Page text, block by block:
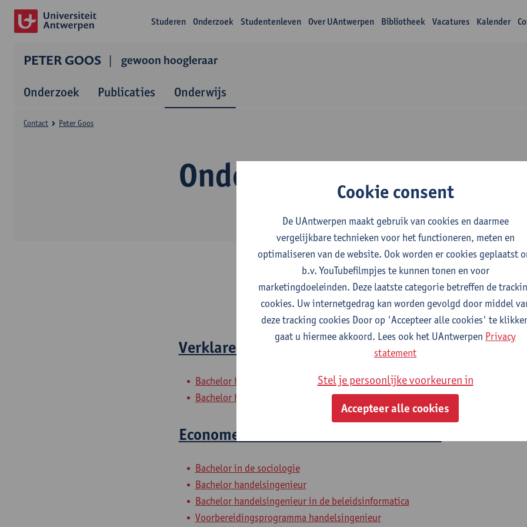
Studeren Onderzoek Studentenleven Over UAntwerpen Bibliotheek Vacatures Kalender
PETER GOOS gewoon hoogleraar
Onderzoek Publicaties Onderwijs
Onderwijs Peter Goos
Contact Peter Goos
2026-2027 2025-2026 2024-2025
Verklarende statistiek
Bachelor handelsingenieur
Bachelor handelsingenieur in de beleidsinformatica
Econometrie en multivariate statistiek
Bachelor in de sociologie
Bachelor handelsingenieur
Bachelor handelsingenieur in de beleidsinformatica
Voorbereidingsprogramma handelsingenieur
Cookie consent
De UAntwerpen maakt gebruik van cookies en daarmee
vergelijkbare technieken voor het functioneren, meten en
optimaliseren van de website. Ook worden er cookies geplaatst
b.v. YouTubefilmpjes te kunnen tonen en voor
marketingdoeleinden. Deze laatste categorie betreffen de
cookies. Uw internetgedrag kan worden gevolgd door middel
deze tracking cookies Door op 'Accepteer alle cookies' te
gaat u hiermee akkoord. Lees ook het UAntwerpen Privacy
statement
Stel je persoonlijke voorkeuren in
Accepteer alle cookies